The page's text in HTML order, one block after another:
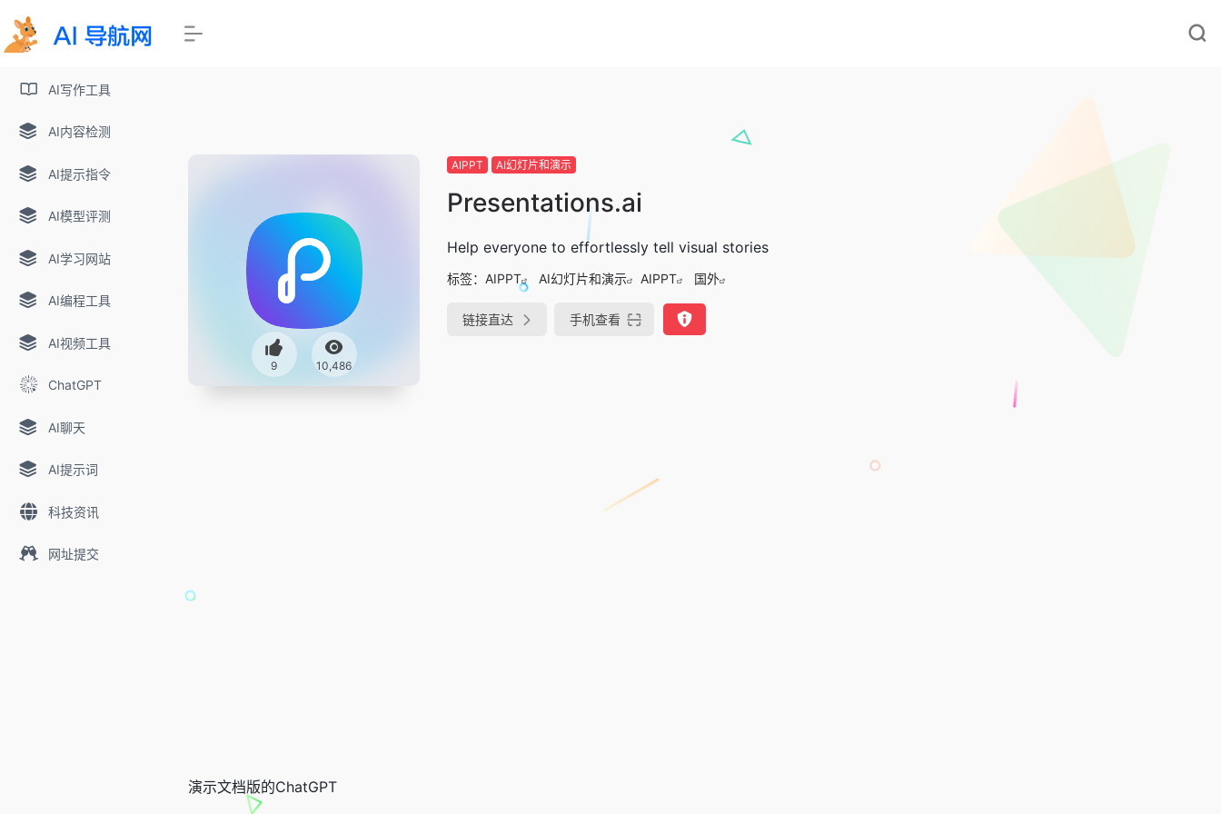
AI写作工具
AI内容检测
AI提示指令
AI模型评测
AI学习网站
AI编程工具
AI视频工具
ChatGPT
AI聊天
AI提示词
科技资讯
网址提交
9 10,486
AIPPT AI幻灯片和演示
Presentations.ai
Help everyone to effortlessly tell visual stories
标签： AIPPT AI幻灯片和演示 AIPPT 国外
链接直达 手机查看
演示文档版的ChatGPT